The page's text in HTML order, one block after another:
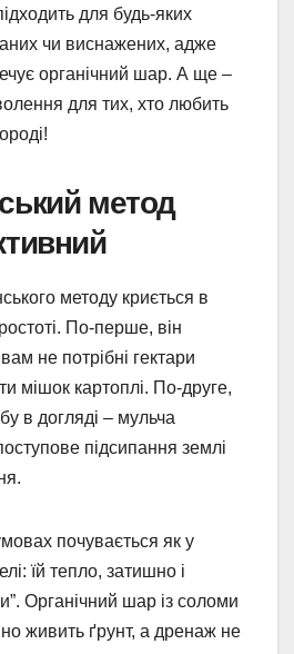
для будь-яких
чи виснажених, адже
органічний шар. А ще –
для тих, хто любить
метод
методу криється в
По-перше, він
не потрібні гектари
мішок картоплі. По-друге,
в догляді – мульча
підсипання землі
почувається як у
їй тепло, затишно і
Органічний шар із соломи
живить ґрунт, а дренаж не